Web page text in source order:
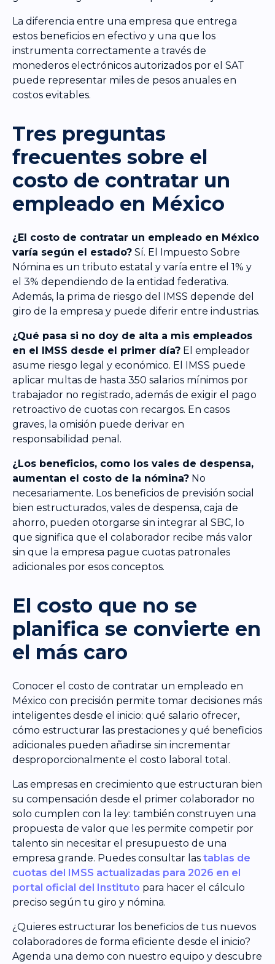
La diferencia entre una empresa que entrega
estos beneficios en efectivo y una que los
instrumenta correctamente a través de
monederos electrónicos autorizados por el SAT
puede representar miles de pesos anuales en
costos evitables.
Tres preguntas
frecuentes sobre el
costo de contratar un
empleado en México
¿El costo de contratar un empleado en México
varía según el estado? Sí. El Impuesto Sobre
Nómina es un tributo estatal y varía entre el 1% y
el 3% dependiendo de la entidad federativa.
Además, la prima de riesgo del IMSS depende del
giro de la empresa y puede diferir entre industrias.
¿Qué pasa si no doy de alta a mis empleados
en el IMSS desde el primer día? El empleador
asume riesgo legal y económico. El IMSS puede
aplicar multas de hasta 350 salarios mínimos por
trabajador no registrado, además de exigir el pago
retroactivo de cuotas con recargos. En casos
graves, la omisión puede derivar en
responsabilidad penal.
¿Los beneficios, como los vales de despensa,
aumentan el costo de la nómina? No
necesariamente. Los beneficios de previsión social
bien estructurados, vales de despensa, caja de
ahorro, pueden otorgarse sin integrar al SBC, lo
que significa que el colaborador recibe más valor
sin que la empresa pague cuotas patronales
adicionales por esos conceptos.
El costo que no se
planifica se convierte en
el más caro
Conocer el costo de contratar un empleado en
México con precisión permite tomar decisiones más
inteligentes desde el inicio: qué salario ofrecer,
cómo estructurar las prestaciones y qué beneficios
adicionales pueden añadirse sin incrementar
desproporcionalmente el costo laboral total.
Las empresas en crecimiento que estructuran bien
su compensación desde el primer colaborador no
solo cumplen con la ley: también construyen una
propuesta de valor que les permite competir por
talento sin necesitar el presupuesto de una
empresa grande. Puedes consultar las tablas de
cuotas del IMSS actualizadas para 2026 en el
portal oficial del Instituto para hacer el cálculo
preciso según tu giro y nómina.
¿Quieres estructurar los beneficios de tus nuevos
colaboradores de forma eficiente desde el inicio?
Agenda una demo con nuestro equipo y descubre